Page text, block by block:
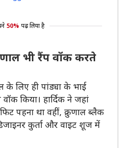
50% पढ़ लिया है
भी रैंप वॉक करते
के लिए ही पांड्या के भाई
किया। हार्दिक ने जहां
पहना था वहीं, क्रुणाल ब्लैक
कुर्ता और वाइट शूज में